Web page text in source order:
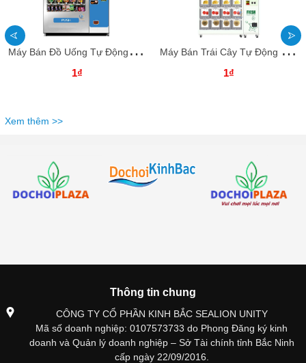
M
áy Bán Đồ Uống Tự Động BHTDKB23 Dochoikinhbac _ Giải trí thu hút hấp dẫn
1₫
M
áy Bán Trái Cây Tự Động BHTDKB22 Dochoikinhbac _ Giải trí thu hút hấp dẫn
1₫
Xem thêm >>
Thông tin chung
CÔNG TY CỔ PHẦN KINH BẮC SEALION UNITY
Mã số doanh nghiệp: 0107573733 do Phong Đăng ký kinh
doanh và Quản lý doanh nghiệp – Sở Tài chính tỉnh Bắc Ninh
cấp ngày 22/09/2016.